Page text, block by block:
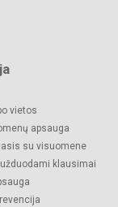
vietos
apsauga
su visuomene
klausimai